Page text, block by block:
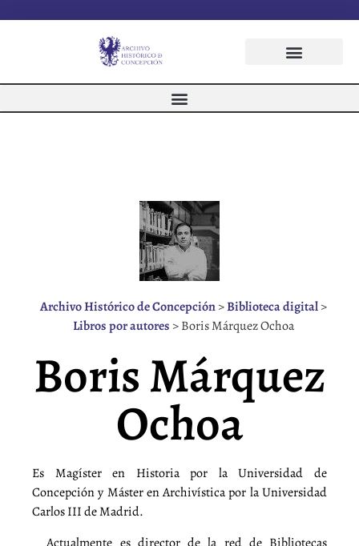
Archivo Histórico de Concepción>Biblioteca digital>
Libros por autores >Boris Márquez Ochoa
Boris Márquez
Ochoa
Es Magíster en Historia por la Universidad de
Concepción y Máster en Archivística por la Universidad
Carlos III de Madrid.
Actualmente es director de la red de Bibliotecas